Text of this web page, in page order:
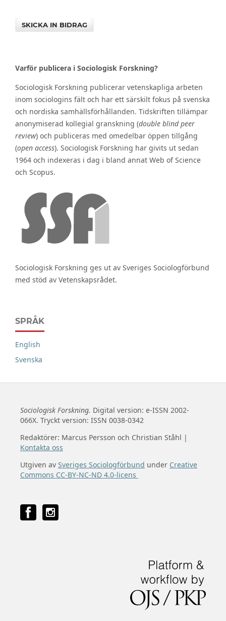
SKICKA IN BIDRAG
Varför publicera i Sociologisk Forskning?
Sociologisk Forskning publicerar vetenskapliga arbeten
inom sociologins fält och har ett särskilt fokus på svenska
och nordiska samhällsförhållanden. Tidskriften tillämpar
anonymiserad kollegial granskning (double blind peer
review) och publiceras med omedelbar öppen tillgång
(open access). Sociologisk Forskning har givits ut sedan
1964 och indexeras i dag i bland annat Web of Science
och Scopus.
Sociologisk Forskning ges ut av Sveriges Sociologförbund
med stöd av Vetenskapsrådet.
SPRÅK
English
Svenska
Sociologisk Forskning. Digital version: e-ISSN 2002-
066X. Tryckt version: ISSN 0038-0342
Redaktörer: Marcus Persson och Christian Ståhl |
Kontakta oss
Utgiven av Sveriges Sociologförbund under Creative
Commons CC-BY-NC-ND 4.0-licens